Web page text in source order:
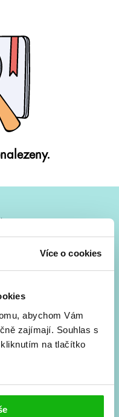
Více o cookies
abychom Vám
zajímají. Souhlas s
na tlačítko
rovnou do mailu!
a další.
osobních údajů